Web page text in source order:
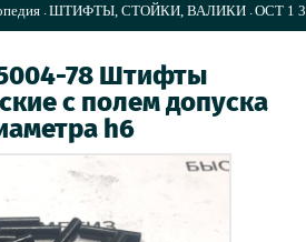
ШТИФТЫ, СТОЙКИ, ВАЛИКИ ОСТ 1
78 Штифты
с полем допуска
h6